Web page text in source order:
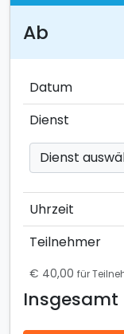
Ab
Datum
Dienst
Uhrzeit
Teilnehmer
€ 40,00 für
Insgesamt